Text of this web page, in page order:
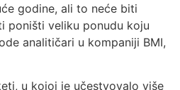
godine, ali to neće biti
poništi veliku ponudu koju
analitičari u kompaniji BMI,
u kojoj je učestvovalo više